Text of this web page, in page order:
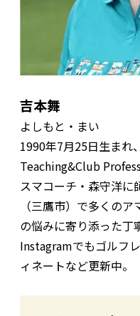
吉本舞
よしもと・まい
1990年7月25日生まれ
Teaching&Club
スマコーチ・森守洋に
（三鷹市）で多くの
の悩みに寄り添った丁
Instagramでもゴルフ
ィネートなど更新中。